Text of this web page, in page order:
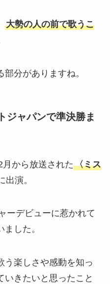
大勢の人の前で歌うこ
分がありますね。
ャパンで準決勝ま
から放送された〈ミス
出演。
ーデビューに惹かれて
した。
う楽しさや感動を知っ
いきたいと思ったこと